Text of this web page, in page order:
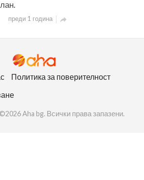
преди 1 година 
Политика за поверителност
Aha bg. Всички права запазени.